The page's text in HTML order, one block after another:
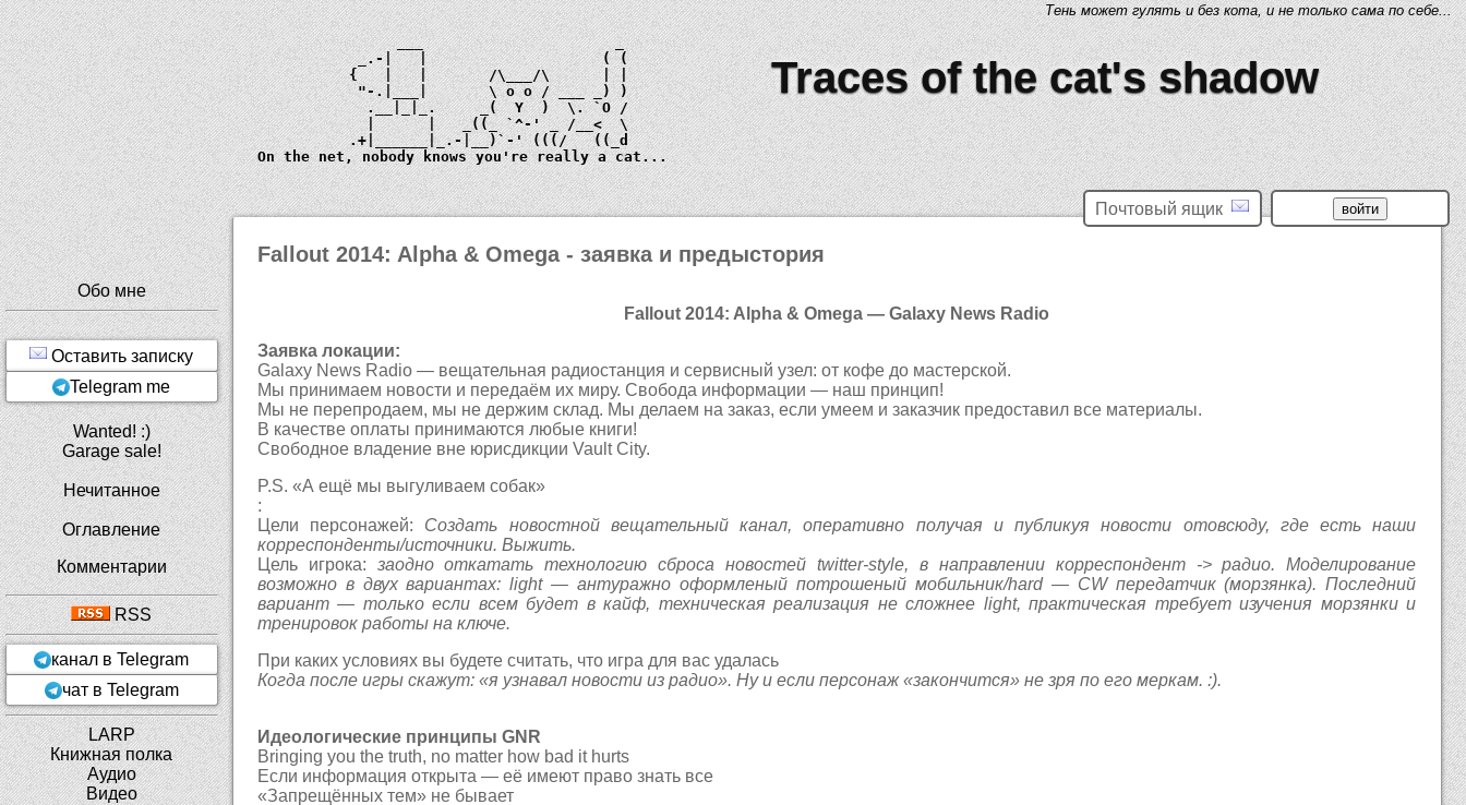
Тень может гулять и без кота, и не только сама по себе...
             ___
               _
         _.-|   |
              ( (
        {   |   |
/\___/\      | |
         "-.|___|
\ o o
/ ___ _) )
          .__|_|_.
_(  Y  )  \. `O /
          |      |   _
((_ `^-' _ /__<  \
        .+|______|_.-|__)
`-' (((/   ((_d
  On the net, nobody knows you're really a cat...
Traces of the cat's shadow
Почтовый ящик
Fallout 2014: Alpha & Omega - заявка и предыстория
Fallout 2014: Alpha & Omega — Galaxy News Radio
Заявка локации:
Galaxy News Radio — вещательная радиостанция и сервисный узел: от кофе до мастерской.
Мы принимаем новости и передаём их миру. Свобода информации — наш принцип!
Мы не перепродаем, мы не держим склад. Мы делаем на заказ, если умеем и заказчик предоставил все материалы.
В качестве оплаты принимаются любые книги!
Свободное владение вне юрисдикции Vault City.
P.S. «А ещё мы выгуливаем собак»
:
Цели персонажей: Создать новостной вещательный канал, оперативно получая и публикуя новости отовсюду, где есть наши
корреспонденты/источники. Выжить.
Цель игрока: заодно откатать технологию сброса новостей twitter-style, в направлении корреспондент -> радио. Моделирование
возможно в двух вариантах: light — антуражно оформленый потрошеный мобильник/hard — CW передатчик (морзянка). Последний
вариант — только если всем будет в кайф, техническая реализация не сложнее light, практическая требует изучения морзянки и
тренировок работы на ключе.
При каких условиях вы будете считать, что игра для вас удалась
Когда после игры скажут: «я узнавал новости из радио». Ну и если персонаж «закончится» не зря по его меркам. :).
Идеологические принципы GNR
Bringing you the truth, no matter how bad it hurts
Если информация открыта — её имеют право знать все
«Запрещённых тем» не бывает
Обо мне
Оставить записку
Telegram me
Wanted! :)
Garage sale!
Нечитанное
Оглавление
Комментарии
RSS
канал в Telegram
чат в Telegram
LARP
Книжная полка
Аудио
Видео